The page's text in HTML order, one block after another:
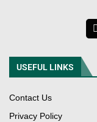
USEFUL LINKS
Contact Us
Privacy Policy